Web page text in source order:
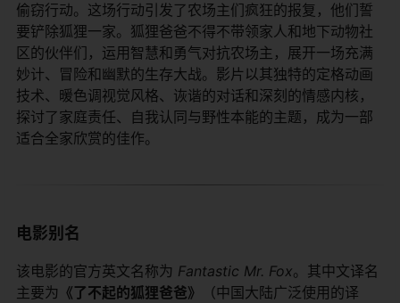
偷窃行动。这场行动引发了农场主们疯狂的报复，他们誓
要铲除狐狸一家。狐狸爸爸不得不带领家人和地下动物社
区的伙伴们，运用智慧和勇气对抗农场主，展开一场充满
妙计、冒险和幽默的生存大战。影片以其独特的定格动画
技术、暖色调视觉风格、诙谐的对话和深刻的情感内核，
探讨了家庭责任、自我认同与野性本能的主题，成为一部
适合全家欣赏的佳作。
电影别名
该电影的官方英文名称为 Fantastic Mr. Fox。其中文译名
主要为​ ​《了不起的狐狸爸爸》​
​（中国大陆广泛使用的译